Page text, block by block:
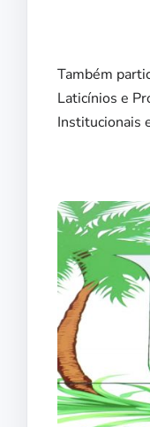
Também
Laticínios e
Institucionais